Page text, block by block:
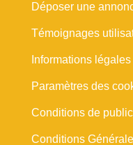
Déposer une
Témoignages
Informations légales
Paramètres des
Conditions de
Conditions